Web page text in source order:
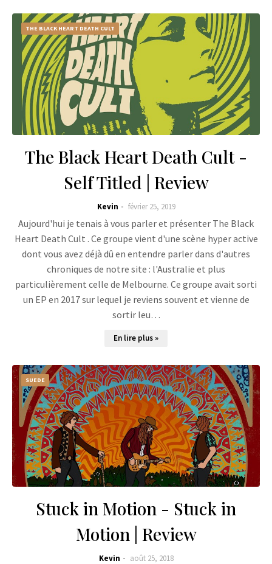
THE BLACK HEART DEATH CULT
The Black Heart Death Cult -
Self Titled | Review
Kevin février 25, 2019
Aujourd'hui je tenais à vous parler et présenter The Black
Heart Death Cult . Ce groupe vient d'une scène hyper active
dont vous avez déjà dû en entendre parler dans d'autres
chroniques de notre site : l'Australie et plus
particulièrement celle de Melbourne. Ce groupe avait sorti
un EP en 2017 sur lequel je reviens souvent et vienne de
sortir leu…
En lire plus »
SUEDE
Stuck in Motion - Stuck in
Motion | Review
Kevin août 25, 2018